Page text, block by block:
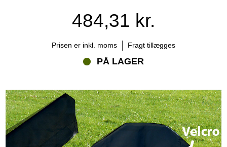
484,31 kr.
Prisen er inkl. moms Fragt tillægges
PÅ LAGER